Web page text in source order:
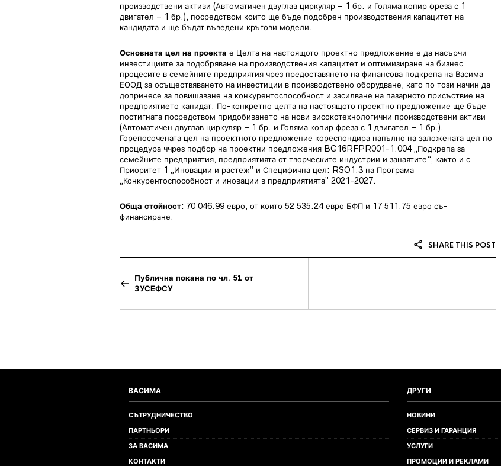
производствени активи (Автоматичен двуглав циркуляр – 1 бр. и Голяма копир фреза с 1
двигател – 1 бр.), посредством които ще бъде подобрен производствения капацитет на
кандидата и ще бъдат въведени кръгови модели.
Основната цел на проекта е Целта на настоящото проектно предложение е да насърчи
инвестициите за подобряване на производствения капацитет и оптимизиране на бизнес
процесите в семейните предприятия чрез предоставянето на финансова подкрепа на Васима
ЕООД за осъществяването на инвестиции в производствено оборудване, като по този начин да
допринесе за повишаване на конкурентоспособност и засилване на пазарното присъствие на
предприятието канидат. По-конкретно целта на настоящото проектно предложение ще бъде
постигната посредством придобиването на нови високотехнологични производствени активи
(Автоматичен двуглав циркуляр – 1 бр. и Голяма копир фреза с 1 двигател – 1 бр.).
Горепосочената цел на проектното предложение кореспондира напълно на заложената цел по
процедура ччрез подбор на проектни предложения BG16RFPR001-1.004 „Подкрепа за
семейните предприятия, предприятията от творческите индустрии и занаятите“, както и с
Приоритет 1 „Иновации и растеж” и Специфична цел: RSO1.3 на Програма
„Конкурентоспособност и иновации в предприятията” 2021-2027.
Обща стойност: 70 046.99 евро, от които 52 535.24 евро БФП и 17 511.75 евро съ-
финансиране.
SHARE THIS POST
Публична покана по чл. 51 от
ЗУСЕФСУ
ВАСИМА
СЪТРУДНИЧЕСТВО
ПАРТНЬОРИ
ЗА ВАСИМА
КОНТАКТИ
ДРУГИ
НОВИНИ
СЕРВИЗ И ГАРАНЦИЯ
УСЛУГИ
ПРОМОЦИИ И РЕКЛАМИ